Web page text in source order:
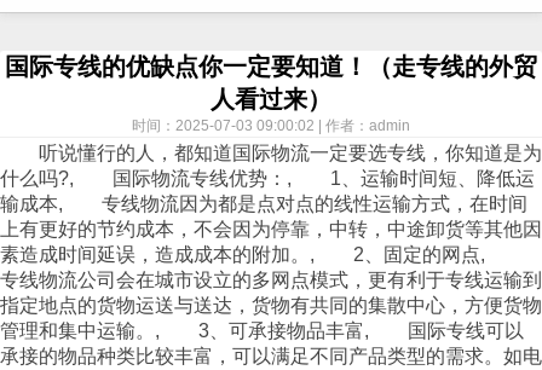
国际专线的优缺点你一定要知道！（走专线的外贸
人看过来）
时间：2025-07-03 09:00:02 | 作者：admin
听说懂行的人，都知道国际物流一定要选专线，你知道是为
什么吗?, 国际物流专线优势：, 1、运输时间短、降低运
输成本, 专线物流因为都是点对点的线性运输方式，在时间
上有更好的节约成本，不会因为停靠，中转，中途卸货等其他因
素造成时间延误，造成成本的附加。, 2、固定的网点,
专线物流公司会在城市设立的多网点模式，更有利于专线运输到
指定地点的货物运送与送达，货物有共同的集散中心，方便货物
管理和集中运输。, 3、可承接物品丰富, 国际专线可以
承接的物品种类比较丰富，可以满足不同产品类型的需求。如电